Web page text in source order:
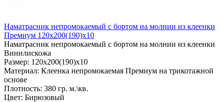
Наматрасник непромокаемый с бортом на молнии из клеенки
Премиум 120х200(190)х10
Наматрасник непромокаемый с бортом на молнии из клеенки
Винилискожа
Размер: 120х200(190)х10
Материал: Клеенка непромокаемая Премиум на трикотажной
основе
Плотность: 380 гр. м.\кв.
Цвет: Бирюзовый